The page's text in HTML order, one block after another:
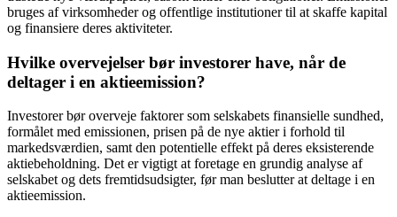
bruges af virksomheder og offentlige institutioner til at skaffe kapital
og finansiere deres aktiviteter.
Hvilke overvejelser bør investorer have, når de
deltager i en aktieemission?
Investorer bør overveje faktorer som selskabets finansielle sundhed,
formålet med emissionen, prisen på de nye aktier i forhold til
markedsværdien, samt den potentielle effekt på deres eksisterende
aktiebeholdning. Det er vigtigt at foretage en grundig analyse af
selskabet og dets fremtidsudsigter, før man beslutter at deltage i en
aktieemission.